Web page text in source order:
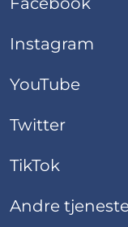
Instagram
YouTube
Twitter
TikTok
Andre